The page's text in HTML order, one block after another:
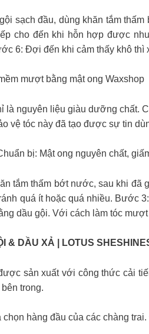
sạch đầu, dùng khăn tắm
cho đến khi hỗn hợp được
6: Đợi đến khi cảm thấy khô thì
mượt bằng mật ong Waxshop
là nguyên liệu giàu dưỡng chất.
vệ tóc này đã tạo được sự tin
bị: Mật ong nguyên chất,
tắm thấm bớt nước, sau khi đã
quá ít hoặc quá nhiều. Bước
dầu gội. Với cách làm tóc
& DẦU XẢ | LOTUS
sản xuất với công thức cải
trong.
hàng đầu của các chàng